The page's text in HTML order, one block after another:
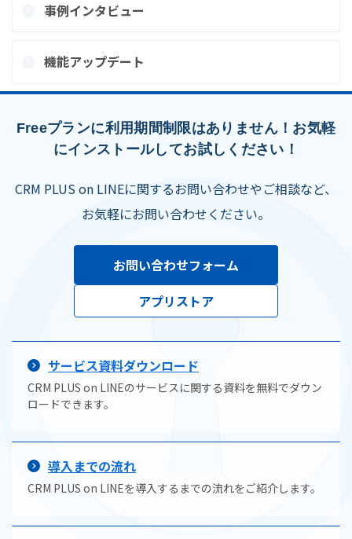
事例インタビュー
機能アップデート
Freeプランに利用期間制限はありません！お気軽
にインストールしてお試しください！
CRM PLUS on LINEに関するお問い合わせやご相談など、
お気軽にお問い合わせください。
お問い合わせフォーム
アプリストア
サービス資料ダウンロード
CRM PLUS on LINEのサービスに関する資料を無料でダウン
ロードできます。
導入までの流れ
CRM PLUS on LINEを導入するまでの流れをご紹介します。